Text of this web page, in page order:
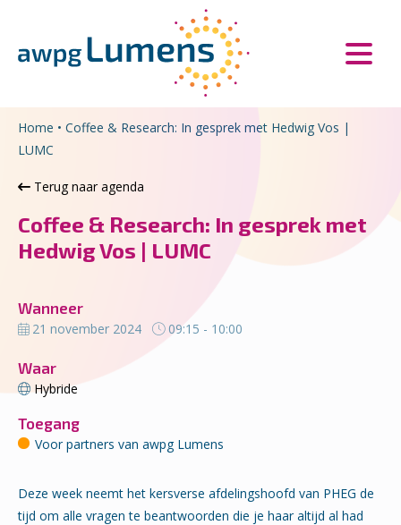
Home • Coffee & Research: In gesprek met Hedwig Vos |
LUMC
Terug naar agenda
Coffee & Research: In gesprek met
Hedwig Vos | LUMC
Wanneer
21 november 2024 09:15 - 10:00
Waar
Hybride
Toegang
Voor partners van awpg Lumens
Deze week neemt het kersverse afdelingshoofd van PHEG de
tijd om alle vragen te beantwoorden die je haar altijd al had